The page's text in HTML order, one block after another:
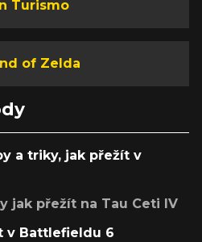
Turismo
of Zelda
a triky, jak přežít v
jak přežít na Tau Ceti IV
v Battlefieldu 6